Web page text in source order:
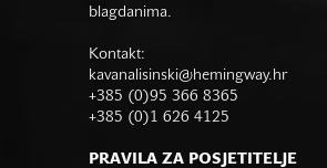
blagdanima.
Kontakt:
kavanalisinski@hemingway.hr
+385 (0)95 366 8365
+385 (0)1 626 4125
PRAVILA ZA POSJETITELJE